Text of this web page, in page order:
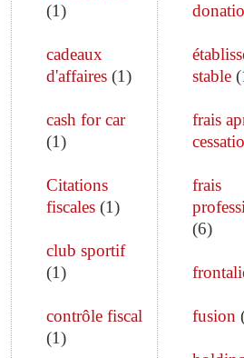
(1)
cadeaux
d'affaires(1)
cash for car
(1)
Citations
fiscales(1)
club sportif
(1)
contrôle fiscal
(1)
stable(
frais
frais
(6)
fusion